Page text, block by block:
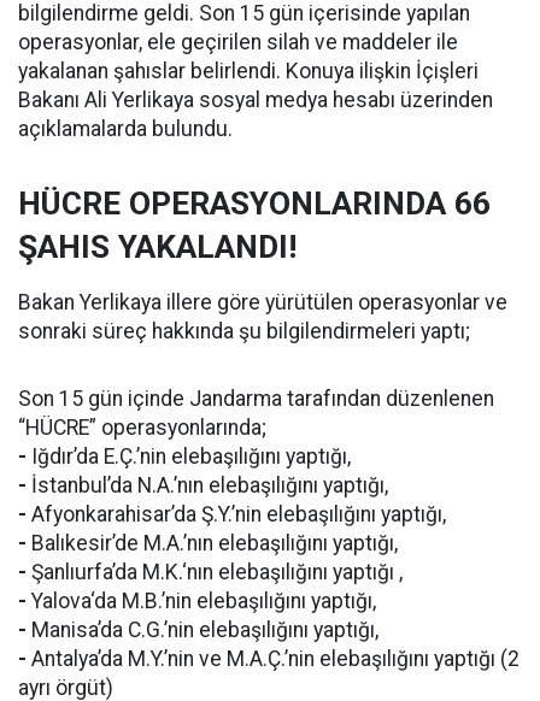
bilgilendirme geldi. Son 15 gün içerisinde yapılan
operasyonlar, ele geçirilen silah ve maddeler ile
yakalanan şahıslar belirlendi. Konuya ilişkin İçişleri
Bakanı Ali Yerlikaya sosyal medya hesabı üzerinden
açıklamalarda bulundu.
HÜCRE OPERASYONLARINDA 66
ŞAHIS YAKALANDI!
Bakan Yerlikaya illere göre yürütülen operasyonlar ve
sonraki süreç hakkında şu bilgilendirmeleri yaptı;
Son 15 gün içinde Jandarma tarafından düzenlenen
“HÜCRE” operasyonlarında;
- Iğdır’da E.Ç.’nin elebaşılığını yaptığı,
- İstanbul’da N.A.’nın elebaşılığını yaptığı,
- Afyonkarahisar’da Ş.Y.’nin elebaşılığını yaptığı,
- Balıkesir’de M.A.’nın elebaşılığını yaptığı,
- Şanlıurfa’da M.K.‘nın elebaşılığını yaptığı ,
- Yalova‘da M.B.’nin elebaşılığını yaptığı,
- Manisa’da C.G.’nin elebaşılığını yaptığı,
- Antalya’da M.Y.’nin ve M.A.Ç.’nin elebaşılığını yaptığı (2
ayrı örgüt)